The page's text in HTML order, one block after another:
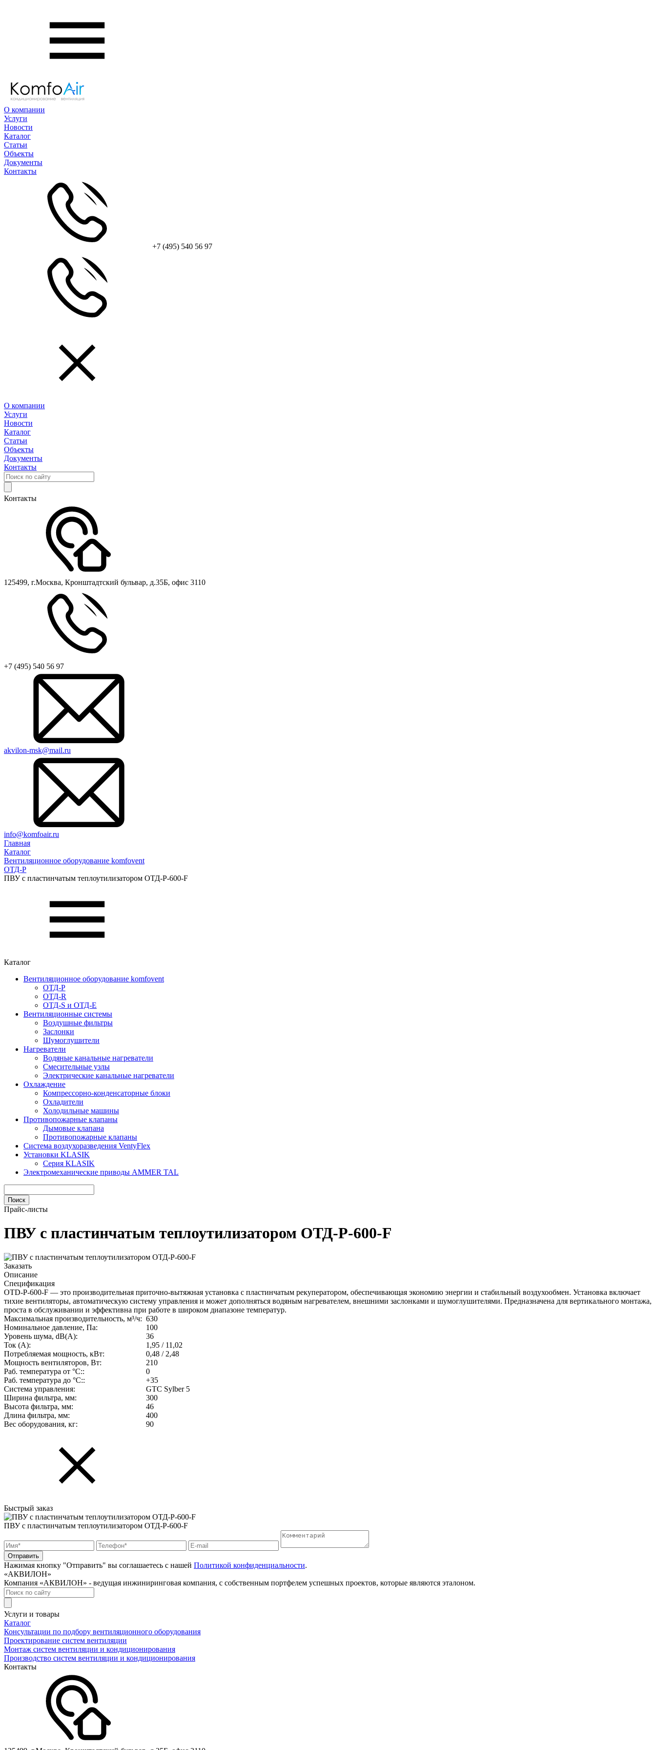
О компании
Услуги
Новости
Каталог
Статьи
Объекты
Документы
Контакты
+7 (495) 540 56 97
О компании
Услуги
Новости
Каталог
Статьи
Объекты
Документы
Контакты
Контакты
125499, г.Москва, Кронштадтский бульвар, д.35Б, офис 3110
+7 (495) 540 56 97
akvilon-msk@mail.ru
info@komfoair.ru
Главная
Каталог
Вентиляционное оборудование komfovent
ОТД-P
ПВУ c пластинчатым теплоутилизатором ОТД-P-600-F
Каталог
Вентиляционное оборудование komfovent
ОТД-P
ОТД-R
ОТД-S и ОТД-E
Вентиляционные системы
Воздушные фильтры
Заслонки
Шумоглушители
Нагреватели
Водяные канальные нагреватели
Смесительные узлы
Электрические канальные нагреватели
Охлаждение
Компрессорно-конденсаторные блоки
Охладители
Холодильные машины
Противопожарные клапаны
Дымовые клапана
Противопожарные клапаны
Система воздухоразведения VentyFlex
Установки KLASIK
Серия KLASIK
Электромеханические приводы AMMER TAL
Прайс-листы
ПВУ c пластинчатым теплоутилизатором ОТД-P-600-F
Заказать
Описание
Спецификация
OTD-P-600-F — это производительная приточно-вытяжная установка с пластинчатым рекуператором, обеспечивающая экономию энергии и стабильный воздухообмен. Установка включает
тихие вентиляторы, автоматическую систему управления и может дополняться водяным нагревателем, внешними заслонками и шумоглушителями. Предназначена для вертикального монтажа,
проста в обслуживании и эффективна при работе в широком диапазоне температур.
Максимальная производительность, м³/ч: 630
Номинальное давление, Па:
100
Уровень шума, dB(A):
36
Ток (А):
1,95 / 11,02
Потребляемая мощность, кВт:
0,48 / 2,48
Мощность вентиляторов, Вт:
210
Раб. температура от °С::
0
Раб. температура до °С::
+35
Система управления:
GTC Sylber 5
Ширина фильтра, мм:
300
Высота фильтра, мм:
46
Длина фильтра, мм:
400
Вес оборудования, кг:
90
Быстрый заказ
ПВУ c пластинчатым теплоутилизатором ОТД-P-600-F
Нажимая кнопку "Отправить" вы соглашаетесь с нашей Политикой конфиденциальности.
«АКВИЛОН»
Компания «АКВИЛОН» - ведущая инжиниринговая компания, с собственным портфелем успешных проектов, которые являются эталоном.
Услуги и товары
Каталог
Консультации по подбору вентиляционного оборудования
Проектирование систем вентиляции
Монтаж систем вентиляции и кондиционирования
Производство систем вентиляции и кондиционирования
Контакты